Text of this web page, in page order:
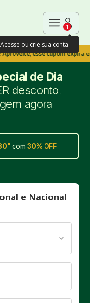
1
Acesse ou crie sua conta
esse cupom expira em
de Dia
desconto!
agora
" com30% OFF
e Nacional